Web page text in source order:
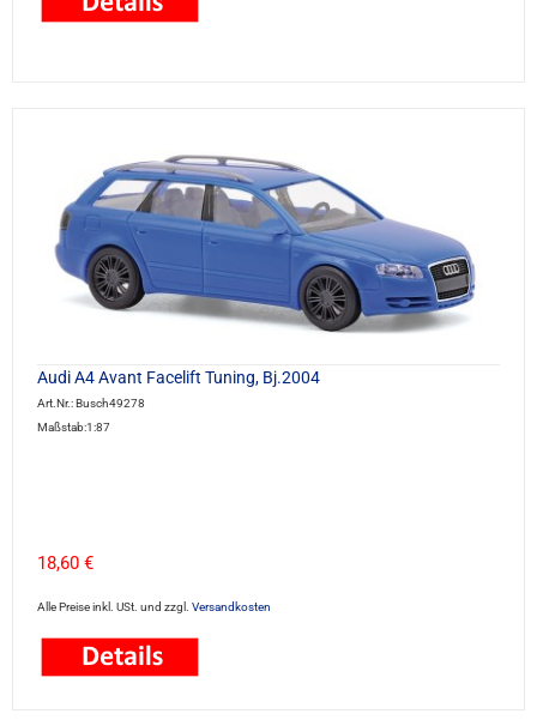
Audi A4 Avant Facelift Tuning, Bj.2004
Art.Nr.: Busch49278
Maßstab:1:87
18,60 €
Alle Preise inkl. USt. und zzgl. Versandkosten